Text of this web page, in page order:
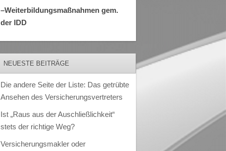
–Weiterbildungsmaßnahmen gem.
der IDD
NEUESTE BEITRÄGE
Die andere Seite der Liste: Das getrübte
Ansehen des Versicherungsvertreters
Ist „Raus aus der Auschließlichkeit“
stets der richtige Weg?
Versicherungsmakler oder